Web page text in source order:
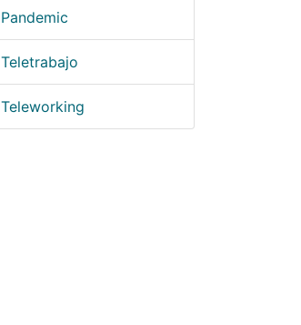
Pandemic
Teletrabajo
Teleworking